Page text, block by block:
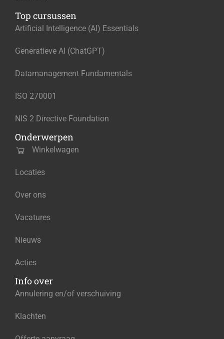
Top cursussen
Artificial Intelligence (AI) Essentials
Generatieve AI (ChatGPT)
Datamanagement Fundamentals
ISO 270001
NIS 2 Directive Foundation
Onderwerpen
Winkelwagen
Locaties
Over ons
Vacatures
Nieuws
Acties
Info over
Annulering en/of verschuiving
Klachten